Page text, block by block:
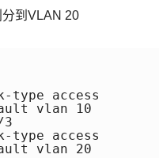
到VLAN 20
type access
vlan 10
type access
vlan 20